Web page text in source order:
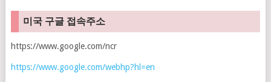
미국 구글 접속주소
https://www.google.com/ncr
https://www.google.com/webhp?hl=en